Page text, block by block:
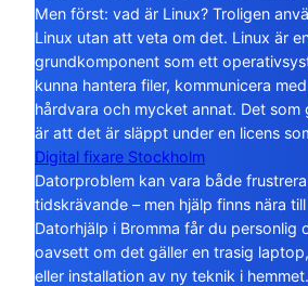
Men först: vad är Linux? Troligen
Linux utan att veta om det. Linux är
grundkomponent som ett
kunna hantera filer, kommunicera
hårdvara och mycket annat. Det som
är att det är släppt under en licens
Digital fixare Stockholm
Datorproblem kan vara både
tidskrävande – men hjälp finns nära
Datorhjälp i Bromma får du personlig
oavsett om det gäller en trasig
eller installation av ny teknik i